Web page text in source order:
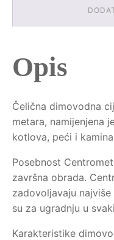
Opis
Čelična dimovodna
metara, namijenjena
kotlova, peći i
Posebnost
završna obrada.
zadovoljavaju
su za ugradnju u
Karakteristike